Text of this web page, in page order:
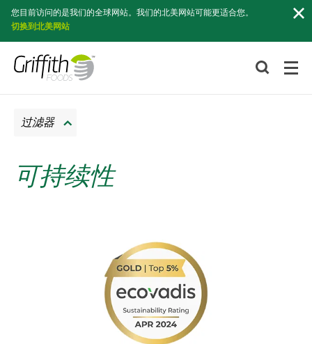
您目前访问的是我们的全球网站。我们的北美网站可能更适合您。
切换到北美网站
索
可持续性
过滤器